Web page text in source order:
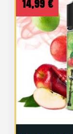
14,99 €